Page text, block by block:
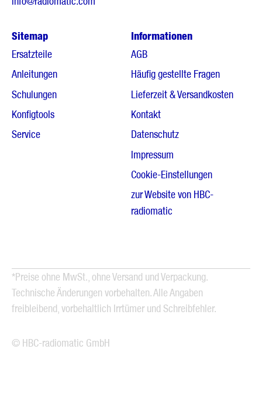
Sitemap
Ersatzteile
Anleitungen
Schulungen
Konfigtools
Service
Informationen
AGB
Häufig gestellte Fragen
Lieferzeit & Versandkosten
Kontakt
Datenschutz
Impressum
Cookie-Einstellungen
zur Website von HBC-
radiomatic
*Preise ohne MwSt., ohne Versand und Verpackung.
Technische Änderungen vorbehalten. Alle Angaben
freibleibend, vorbehaltlich Irrtümer und Schreibfehler.
© HBC-radiomatic GmbH